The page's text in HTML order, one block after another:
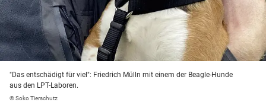
"Das entschädigt für viel": Friedrich Mülln mit einem der Beagle-Hunde
aus den LPT-Laboren.
© Soko Tierschutz